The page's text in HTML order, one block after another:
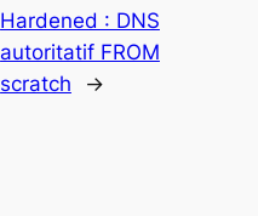
Hardened : DNS
autoritatif FROM
scratch
→